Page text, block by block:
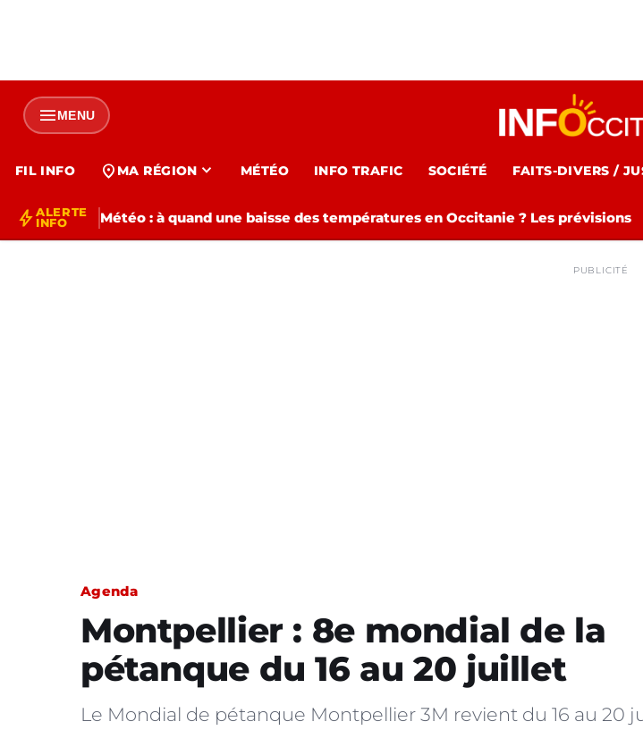
menuMENU
FIL INFO location_on MA RÉGION expand_more MÉTÉO INFO TRAFIC SOCIÉTÉ FAITS-DIVERS /
bolt ALERTE
INFO
Météo : à quand une baisse des températures en Occitanie ? Les prévisions
PUBLICITÉ
Agenda
Montpellier : 8e mondial de la
pétanque du 16 au 20 juillet
Le Mondial de pétanque Montpellier 3M revient du 16 au 20